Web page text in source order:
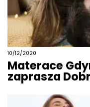
10/12/2020
Materace
zaprasza